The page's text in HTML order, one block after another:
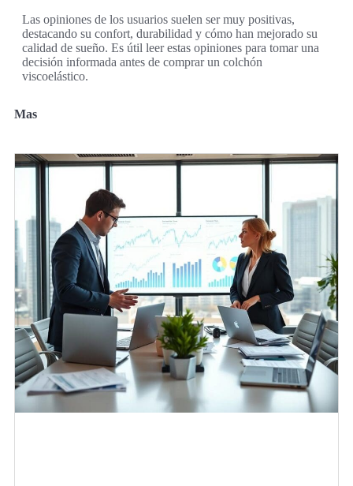
Las opiniones de los usuarios suelen ser muy positivas,
destacando su confort, durabilidad y cómo han mejorado su
calidad de sueño. Es útil leer estas opiniones para tomar una
decisión informada antes de comprar un colchón
viscoelástico.
Mas